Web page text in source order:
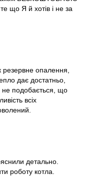
що Я й хотів і не за
резервне опалення,
дає достатньо,
не подобається, що
всіх
детально.
роботу котла.